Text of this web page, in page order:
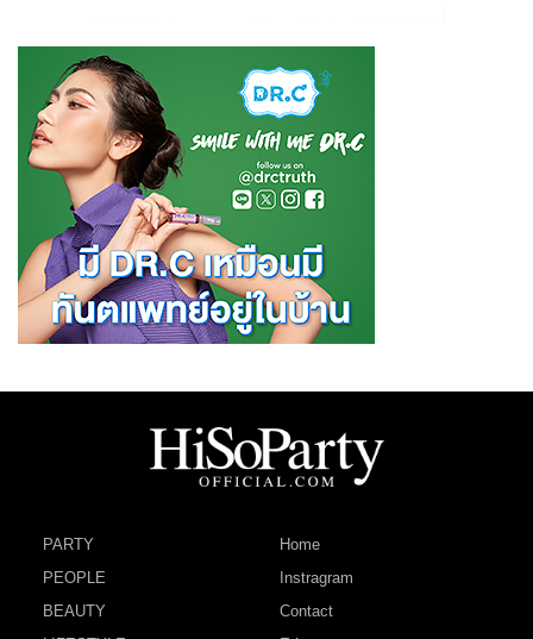
PARTY
PEOPLE
BEAUTY
Home
Instragram
Contact